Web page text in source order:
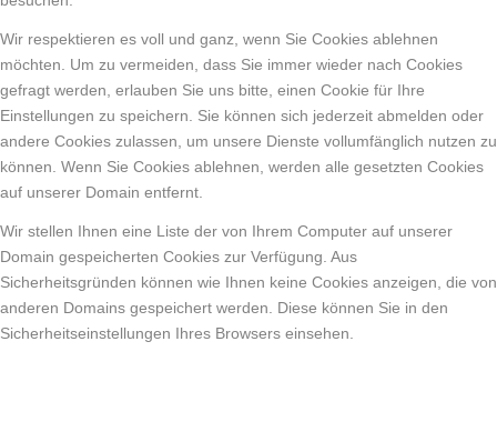
Wir respektieren es voll und ganz, wenn Sie Cookies ablehnen
möchten. Um zu vermeiden, dass Sie immer wieder nach Cookies
gefragt werden, erlauben Sie uns bitte, einen Cookie für Ihre
Einstellungen zu speichern. Sie können sich jederzeit abmelden oder
andere Cookies zulassen, um unsere Dienste vollumfänglich nutzen zu
können. Wenn Sie Cookies ablehnen, werden alle gesetzten Cookies
auf unserer Domain entfernt.
Wir stellen Ihnen eine Liste der von Ihrem Computer auf unserer
Domain gespeicherten Cookies zur Verfügung. Aus
Sicherheitsgründen können wie Ihnen keine Cookies anzeigen, die von
anderen Domains gespeichert werden. Diese können Sie in den
Sicherheitseinstellungen Ihres Browsers einsehen.